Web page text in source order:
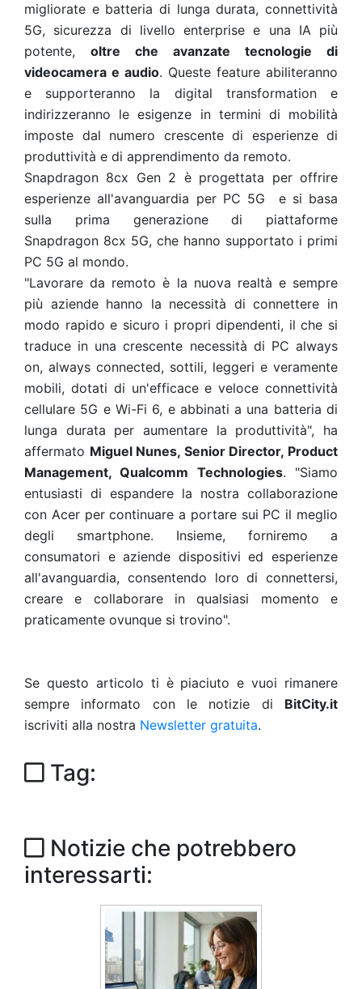
migliorate e batteria di lunga durata, connettività
5G, sicurezza di livello enterprise e una IA più
potente, oltre che avanzate tecnologie di
videocamera e audio. Queste feature abiliteranno
e supporteranno la digital transformation e
indirizzeranno le esigenze in termini di mobilità
imposte dal numero crescente di esperienze di
produttività e di apprendimento da remoto.
Snapdragon 8cx Gen 2 è progettata per offrire
esperienze all'avanguardia per PC 5G e si basa
sulla prima generazione di piattaforme
Snapdragon 8cx 5G, che hanno supportato i primi
PC 5G al mondo.
"Lavorare da remoto è la nuova realtà e sempre
più aziende hanno la necessità di connettere in
modo rapido e sicuro i propri dipendenti, il che si
traduce in una crescente necessità di PC always
on, always connected, sottili, leggeri e veramente
mobili, dotati di un'efficace e veloce connettività
cellulare 5G e Wi-Fi 6, e abbinati a una batteria di
lunga durata per aumentare la produttività", ha
affermato Miguel Nunes, Senior Director, Product
Management, Qualcomm Technologies. "Siamo
entusiasti di espandere la nostra collaborazione
con Acer per continuare a portare sui PC il meglio
degli smartphone. Insieme, forniremo a
consumatori e aziende dispositivi ed esperienze
all'avanguardia, consentendo loro di connettersi,
creare e collaborare in qualsiasi momento e
praticamente ovunque si trovino".
Se questo articolo ti è piaciuto e vuoi rimanere
sempre informato con le notizie di BitCity.it
iscriviti alla nostra Newsletter gratuita.
Tag:
Notizie che potrebbero
interessarti: